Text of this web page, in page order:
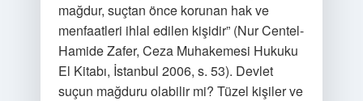
mağdur, suçtan önce korunan hak ve
menfaatleri ihlal edilen kişidir” (Nur Centel-
Hamide Zafer, Ceza Muhakemesi Hukuku
El Kitabı, İstanbul 2006, s. 53). Devlet
suçun mağduru olabilir mi? Tüzel kişiler ve